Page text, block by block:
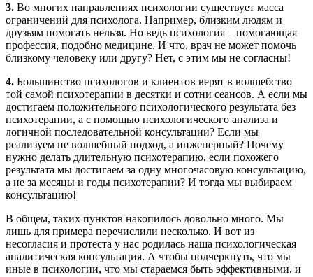
3. Во многих направлениях психологии существует масса
ограничений для психолога. Например, близким людям и
друзьям помогать нельзя. Но ведь психология – помогающая
профессия, подобно медицине. И что, врач не может помочь
близкому человеку или другу? Нет, с этим мы не согласны!
4. Большинство психологов и клиентов верят в волшебство
той самой психотерапии в десятки и сотни сеансов. А если мы
достигаем положительного психологического результата без
психотерапии, а с помощью психологического анализа и
логичной последовательной консультации? Если мы
реализуем не волшебный подход, а инженерный? Почему
нужно делать длительную психотерапию, если похожего
результата мы достигаем за одну многочасовую консультацию,
а не за месяцы и годы психотерапии? И тогда мы выбираем
консультацию!
В общем, таких пунктов накопилось довольно много. Мы
лишь для примера перечислили несколько. И вот из
несогласия и протеста у нас родилась наша психологическая
аналитическая консультация. А чтобы подчеркнуть, что мы
иные в психологии, что мы стараемся быть эффективными, и